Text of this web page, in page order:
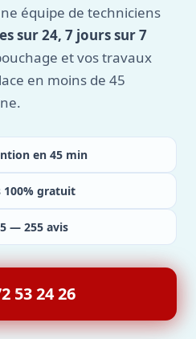
équipe de techniciens
sur 24, 7 jours sur 7
et vos travaux
en moins de 45
en 45 min
100% gratuit
— 255 avis
53 24 26